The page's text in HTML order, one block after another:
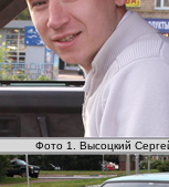
Фото 1. Высоцкий